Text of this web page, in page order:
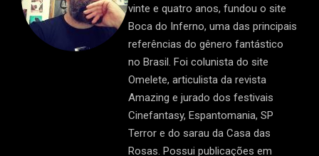
vinte e quatro anos, fundou o site
Boca do Inferno, uma das principais
referências do gênero fantástico
no Brasil. Foi colunista do site
Omelete, articulista da revista
Amazing e jurado dos festivais
Cinefantasy, Espantomania, SP
Terror e do sarau da Casa das
Rosas. Possui publicações em